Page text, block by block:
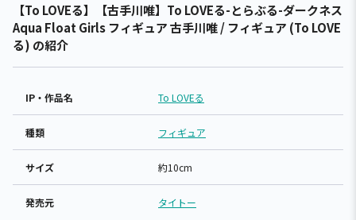
【To LOVEる】【古手川唯】To LOVEる-とらぶる-ダークネス
Aqua Float Girls フィギュア 古手川唯 / フィギュア (To LOVE
る) の紹介
IP・作品名 To LOVEる
種類 フィギュア
サイズ 約10cm
発売元 タイトー